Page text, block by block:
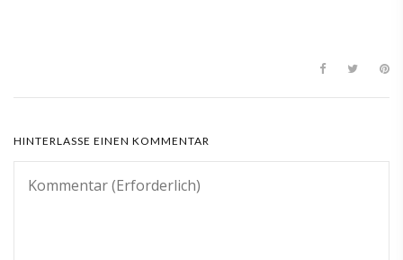
HINTERLASSE EINEN KOMMENTAR